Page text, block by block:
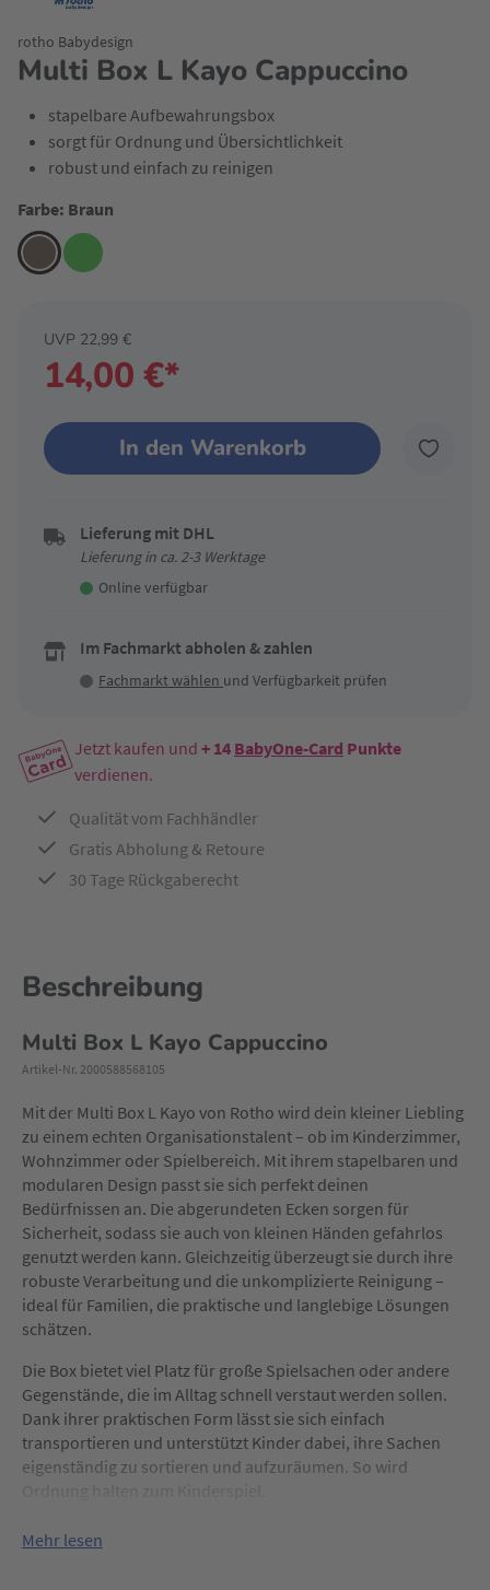
Multi Box L Kayo Cappuccino
rotho Babydesign
stapelbare Aufbewahrungsbox
sorgt für Ordnung und Übersichtlichkeit
robust und einfach zu reinigen
Farbe: Braun
14,00 €*
UVP 22,99 €
In den Warenkorb
Lieferung mit DHL
Lieferung in ca. 2-3 Werktage
Online verfügbar
Im Fachmarkt abholen & zahlen
Fachmarkt wählen und Verfügbarkeit prüfen
Jetzt kaufen und + 14 BabyOne-Card Punkte
verdienen.
Qualität vom Fachhändler
Gratis Abholung & Retoure
30 Tage Rückgaberecht
Beschreibung
Multi Box L Kayo Cappuccino
Artikel-Nr. 2000588568105
Mit der Multi Box L Kayo von Rotho wird dein kleiner Liebling
zu einem echten Organisationstalent – ob im Kinderzimmer,
Wohnzimmer oder Spielbereich. Mit ihrem stapelbaren und
modularen Design passt sie sich perfekt deinen
Bedürfnissen an. Die abgerundeten Ecken sorgen für
Sicherheit, sodass sie auch von kleinen Händen gefahrlos
genutzt werden kann. Gleichzeitig überzeugt sie durch ihre
robuste Verarbeitung und die unkomplizierte Reinigung –
ideal für Familien, die praktische und langlebige Lösungen
schätzen.
Die Box bietet viel Platz für große Spielsachen oder andere
Gegenstände, die im Alltag schnell verstaut werden sollen.
Dank ihrer praktischen Form lässt sie sich einfach
transportieren und unterstützt Kinder dabei, ihre Sachen
eigenständig zu sortieren und aufzuräumen. So wird
Mehr lesen